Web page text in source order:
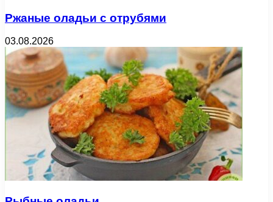
Ржаные оладьи с отрубями
03.08.2026